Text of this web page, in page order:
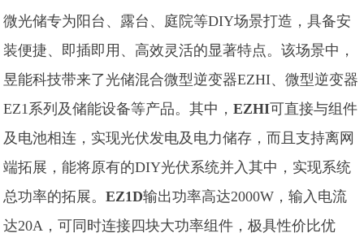
微光储专为阳台、露台、庭院等DIY场景打造，具备安
装便捷、即插即用、高效灵活的显著特点。该场景中，
昱能科技带来了光储混合微型逆变器EZHI、微型逆变器
EZ1系列及储能设备等产品。其中，EZHI可直接与组件
及电池相连，实现光伏发电及电力储存，而且支持离网
端拓展，能将原有的DIY光伏系统并入其中，实现系统
总功率的拓展。EZ1D输出功率高达2000W，输入电流
达20A，可同时连接四块大功率组件，极具性价比优